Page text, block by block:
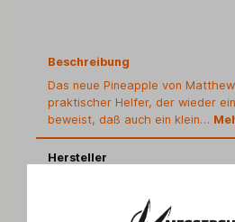
Beschreibung
Das neue Pineapple von
praktischer Helfer, der wieder
beweist, daß auch ein klein…
Hersteller